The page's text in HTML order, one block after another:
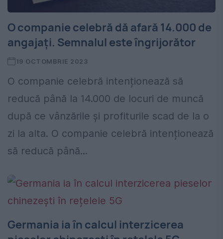
O companie celebră dă afară 14.000 de
angajați. Semnalul este îngrijorător
19 OCTOMBRIE 2023
O companie celebră intenționează să
reducă până la 14.000 de locuri de muncă
după ce vânzările și profiturile scad de la o
zi la alta. O companie celebră intenționează
să reducă până...
Germania ia în calcul interzicerea